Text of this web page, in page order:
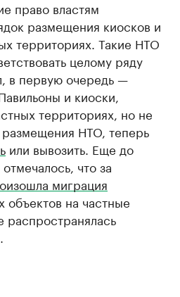
право властям
размещения киосков и
территориях. Такие НТО
целому ряду
в первую очередь —
и киоски,
территориях, но не
НТО, теперь
или вывозить. Еще до
что за
миграция
объектов на частные
распространялась